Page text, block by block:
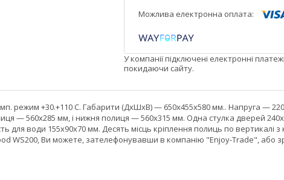
У компанії підключені електронні
покидаючи сайту.
режим +30.+110 С. Габарити (ДхШхВ) — 650х455х580 мм.. Напруга —
— 560х285 мм, і нижня полиця — 560х315 мм. Одна стулка дверей
для води 155х90х70 мм. Десять місць кріплення полиць по вертикалі
WS200, Ви можете, зателефонувавши в компанію "Enjoy-Trade", або